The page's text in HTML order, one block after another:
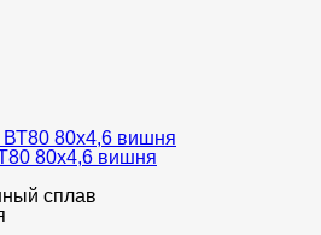
80х4,6 вишня
сплав